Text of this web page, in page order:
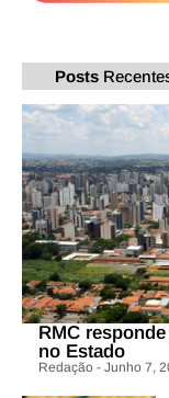
Posts
RMC
no Estado
Redação - Junho 7,